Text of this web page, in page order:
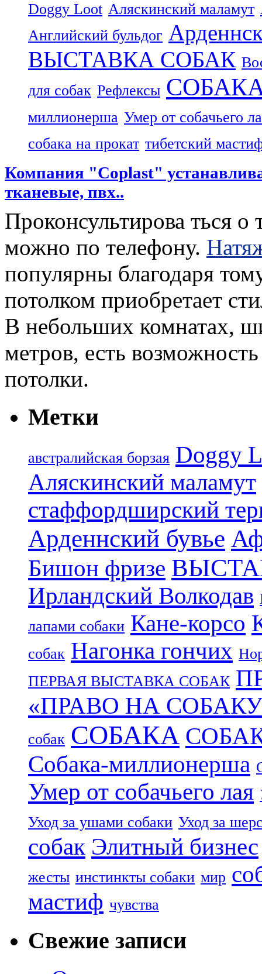
Doggy Loot Аляскинский маламут
Английский бульдог
ВЫСТАВКА СОБАК
для собак Рефлексы
миллионерша Умер от собачьего
собака на прокат тибетский
Компания "Coplast"
тканевые, пвх..
Проконсультирова ться
можно по телефону.
популярны благодаря
потолком приобретает
В небольших комнатах,
метров, есть
потолки.
Метки
aвстралийская борзая Doggy
Аляскинский маламут
стаффордширский
Арденнский бувье
Бишон фризе
Ирландский Волкодав
лапами собаки Кане-корсо
собак Нагонка гончих
ПЕРВАЯ ВЫСТАВКА СОБАК
«ПРАВО НА
собак СОБАКА
Собака-миллионерша
Умер от собачьего лая
Уход за ушами собаки Уход за
собак Элитный бизнес
жесты инстинкты собаки мир
мастиф чувства
Свежие записи